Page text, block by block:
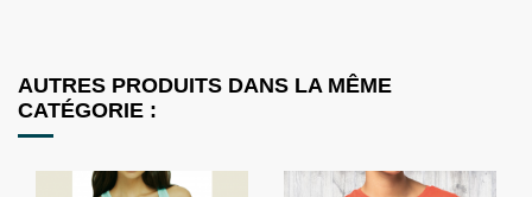
AUTRES PRODUITS DANS LA MÊME
CATÉGORIE :